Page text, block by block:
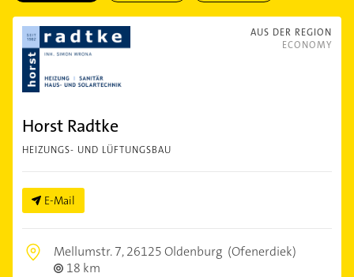
AUS DER REGION
ECONOMY
Horst Radtke
HEIZUNGS- UND LÜFTUNGSBAU
E-Mail
Mellumstr. 7,26125 Oldenburg (Ofenerdiek)
18 km